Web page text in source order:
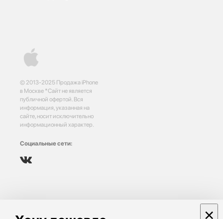
© 2013-2025 Продажа iPhone
в Москве *Сайт не является
публичной офертой. Вся
информация, указанная на
сайте, носит исключительно
информационный характер.
Социальные сети:
×